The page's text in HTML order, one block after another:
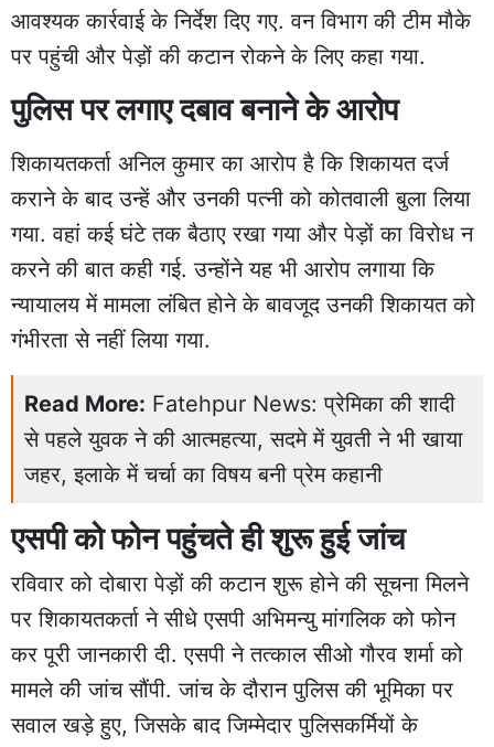
आवश्यक कार्रवाई के निर्देश दिए गए. वन विभाग की टीम मौके
पर पहुंची और पेड़ों की कटान रोकने के लिए कहा गया.
पुलिस पर लगाए दबाव बनाने के आरोप
शिकायतकर्ता अनिल कुमार का आरोप है कि शिकायत दर्ज
कराने के बाद उन्हें और उनकी पत्नी को कोतवाली बुला लिया
गया. वहां कई घंटे तक बैठाए रखा गया और पेड़ों का विरोध न
करने की बात कही गई. उन्होंने यह भी आरोप लगाया कि
न्यायालय में मामला लंबित होने के बावजूद उनकी शिकायत को
गंभीरता से नहीं लिया गया.
Read More: Fatehpur News: प्रेमिका की शादी
से पहले युवक ने की आत्महत्या, सदमे में युवती ने भी खाया
जहर, इलाके में चर्चा का विषय बनी प्रेम कहानी
एसपी को फोन पहुंचते ही शुरू हुई जांच
रविवार को दोबारा पेड़ों की कटान शुरू होने की सूचना मिलने
पर शिकायतकर्ता ने सीधे एसपी अभिमन्यु मांगलिक को फोन
कर पूरी जानकारी दी. एसपी ने तत्काल सीओ गौरव शर्मा को
मामले की जांच सौंपी. जांच के दौरान पुलिस की भूमिका पर
सवाल खड़े हुए, जिसके बाद जिम्मेदार पुलिसकर्मियों के